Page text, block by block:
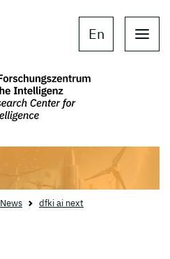
En
News dfki ai next